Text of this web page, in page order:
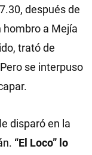
después de
hombro a Mejía
trató de
se interpuso
disparó en la
“El Loco” lo